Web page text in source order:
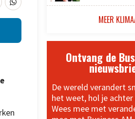
MEER
Ontvang de
De wereld verandert
het weet, hol je
Wees mee met